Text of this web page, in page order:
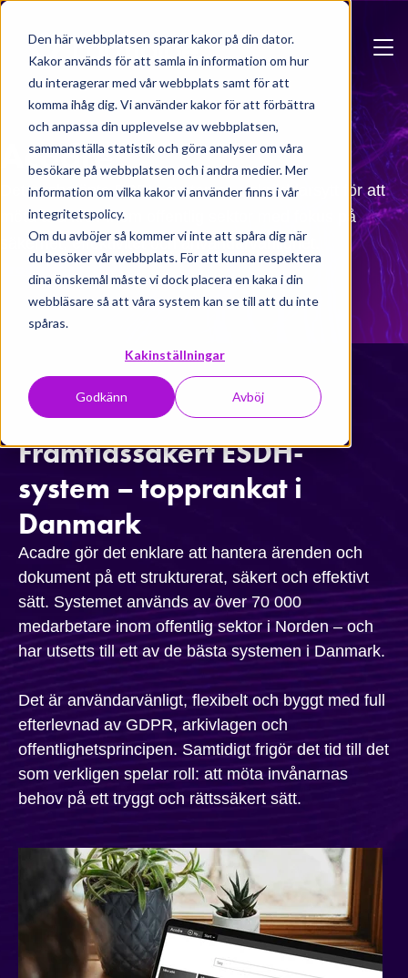
Den här webbplatsen sparar kakor på din dator.
Kakor används för att samla in information om hur
du interagerar med vår webbplats samt för att
komma ihåg dig. Vi använder kakor för att förbättra
och anpassa din upplevelse av webbplatsen,
sammanställa statistik och göra analyser om våra
besökare på webbplatsen och i andra medier. Mer
information om vilka kakor vi använder finns i vår
integritetspolicy.
Om du avböjer så kommer vi inte att spåra dig när
du besöker vår webbplats. För att kunna respektera
dina önskemål måste vi dock placera en kaka i din
webbläsare så att våra system kan se till att du inte
spåras.
Kakinställningar
Godkänn Avböj
Skip to main content
Acadre
Det prisbelönta ESDH-systemet – skräddarsytt för att
möta alla krav inom offentlig sektor med fokus på
säkerhet, effektivitet och användarvänlighet.
Produktbroschyr
Framtidssäkert ESDH-
system – topprankat i
Danmark
Acadre gör det enklare att hantera ärenden och
dokument på ett strukturerat, säkert och effektivt
sätt. Systemet används av över 70 000
medarbetare inom offentlig sektor i Norden – och
har utsetts till ett av de bästa systemen i Danmark.
Det är användarvänligt, flexibelt och byggt med full
efterlevnad av GDPR, arkivlagen och
offentlighetsprincipen. Samtidigt frigör det tid till det
som verkligen spelar roll: att möta invånarnas
behov på ett tryggt och rättssäkert sätt.